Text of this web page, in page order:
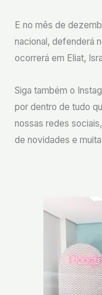
E no mês de
nacional, defenderá
ocorrerá em Eliat,
Siga também o
por dentro de tudo
nossas redes
de novidades e